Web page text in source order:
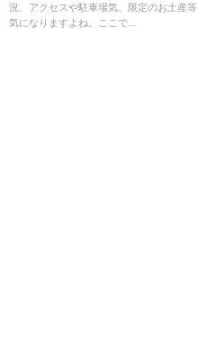
況、アクセスや駐車場気、限定のお土産等
気になりますよね。ここで...